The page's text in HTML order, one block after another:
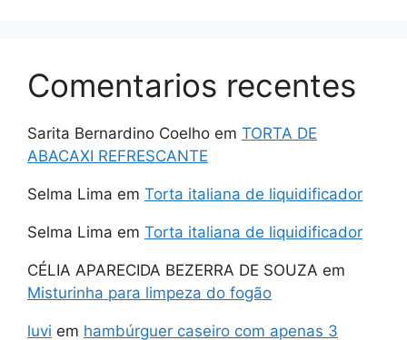
Comentarios recentes
Sarita Bernardino Coelho em TORTA DE
ABACAXI REFRESCANTE
Selma Lima em Torta italiana de liquidificador
Selma Lima em Torta italiana de liquidificador
CÉLIA APARECIDA BEZERRA DE SOUZA em
Misturinha para limpeza do fogão
luvi em hambúrguer caseiro com apenas 3